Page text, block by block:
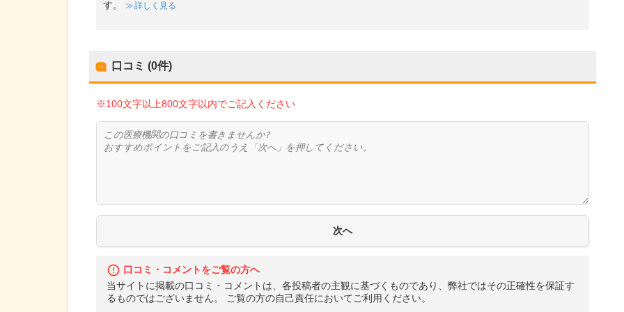
す。 詳しく見る
口コミ (0件)
※100文字以上800文字以内でご記入ください
口コミ・コメントをご覧の方へ
当サイトに掲載の口コミ・コメントは、各投稿者の主観に基づくものであり、弊社ではその正確性を保証す
るものではございません。 ご覧の方の自己責任においてご利用ください。